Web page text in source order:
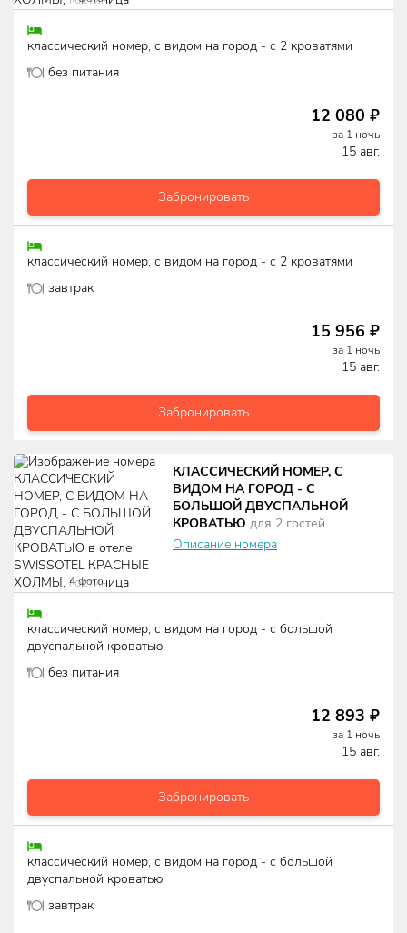
классический номер, с видом на город - с 2 кроватями
без питания
12 080 ₽
за 1 ночь
15 авг.
Забронировать
классический номер, с видом на город - с 2 кроватями
завтрак
15 956 ₽
за 1 ночь
15 авг.
Забронировать
4фото
КЛАССИЧЕСКИЙ НОМЕР, С
ВИДОМ НА ГОРОД - С
БОЛЬШОЙ ДВУСПАЛЬНОЙ
КРОВАТЬЮ для 2 гостей
Описание номера
классический номер, с видом на город - с большой
двуспальной кроватью
без питания
12 893 ₽
за 1 ночь
15 авг.
Забронировать
классический номер, с видом на город - с большой
двуспальной кроватью
завтрак